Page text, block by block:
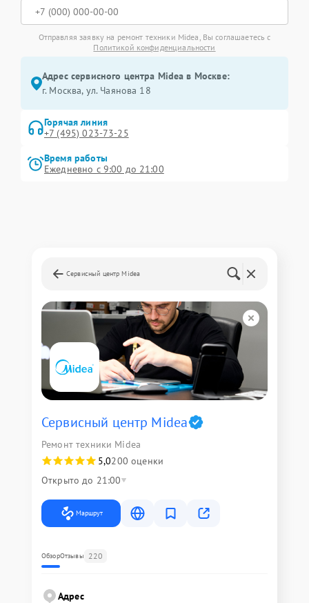
Отправляя заявку на ремонт техники Midea, Вы соглашаетесь с
Политикой конфиденциальности
Адрес сервисного центра Midea в Москве:
г. Москва, ул. Чаянова 18
Горячая линия
+7 (495) 023-73-25
Время работы
Ежедневно с 9:00 до 21:00
Сервисный центр Midea
Сервисный центр Midea
Ремонт техники Midea
5,0200 оценки
Открыто до 21:00
Маршрут
ОбзорОтзывы 220
Адрес